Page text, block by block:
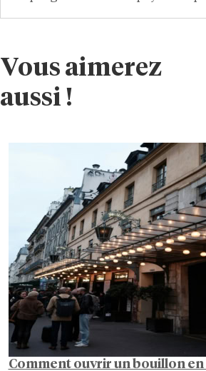
Vous aimerez
aussi !
Comment ouvrir un bouillon en